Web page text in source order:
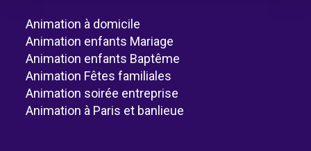
Animation à domicile
Animation enfants Mariage
Animation enfants Baptême
Animation Fêtes familiales
Animation soirée entreprise
Animation à Paris et banlieue